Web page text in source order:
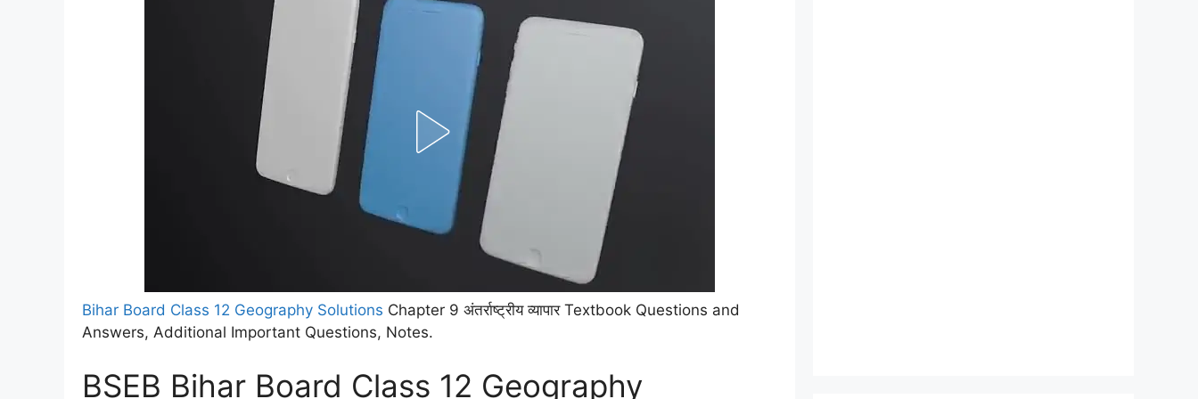
Bihar Board Class 12 Geography Solutions Chapter 9 अंतर्राष्ट्रीय व्यापार Textbook Questions and
Answers, Additional Important Questions, Notes.
BSEB Bihar Board Class 12 Geography